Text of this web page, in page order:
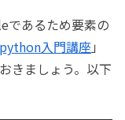
あるため要素の
python入門講座」
きましょう。以下